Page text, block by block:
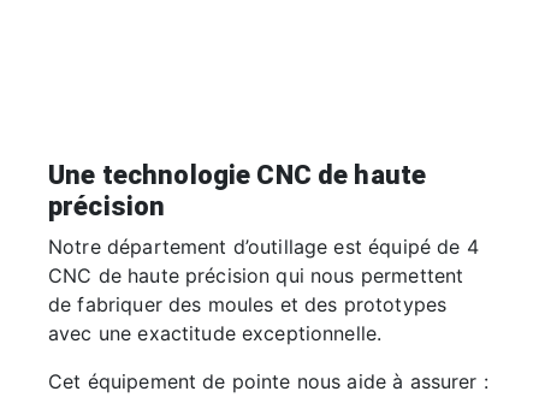
Une technologie CNC de haute
précision
Notre département d’outillage est équipé de 4
CNC de haute précision qui nous permettent
de fabriquer des moules et des prototypes
avec une exactitude exceptionnelle.
Cet équipement de pointe nous aide à assurer :